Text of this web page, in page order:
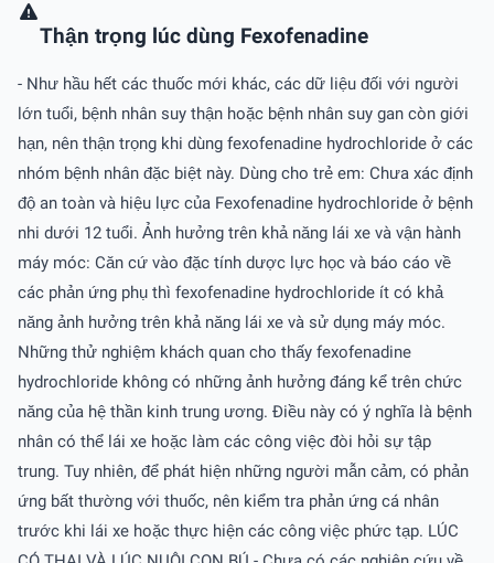
Thận trọng lúc dùng Fexofenadine
- Như hầu hết các thuốc mới khác, các dữ liệu đối với người
lớn tuổi, bệnh nhân suy thận hoặc bệnh nhân suy gan còn giới
hạn, nên thận trọng khi dùng fexofenadine hydrochloride ở các
nhóm bệnh nhân đặc biệt này. Dùng cho trẻ em: Chưa xác định
độ an toàn và hiệu lực của Fexofenadine hydrochloride ở bệnh
nhi dưới 12 tuổi. Ảnh hưởng trên khả năng lái xe và vận hành
máy móc: Căn cứ vào đặc tính dược lực học và báo cáo về
các phản ứng phụ thì fexofenadine hydrochloride ít có khả
năng ảnh hưởng trên khả năng lái xe và sử dụng máy móc.
Những thử nghiệm khách quan cho thấy fexofenadine
hydrochloride không có những ảnh hưởng đáng kể trên chức
năng của hệ thần kinh trung ương. Ðiều này có ý nghĩa là bệnh
nhân có thể lái xe hoặc làm các công việc đòi hỏi sự tập
trung. Tuy nhiên, để phát hiện những người mẫn cảm, có phản
ứng bất thường với thuốc, nên kiểm tra phản ứng cá nhân
trước khi lái xe hoặc thực hiện các công việc phức tạp. LÚC